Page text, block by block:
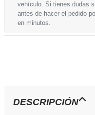
vehículo. Si tienes dudas
antes de hacer el pedido
en minutos.
DESCRIPCIÓN